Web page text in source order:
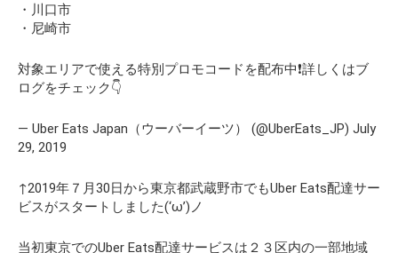
・川口市
・尼崎市
対象エリアで使える特別プロモコードを配布中❗️詳しくはブ
ログをチェック👇
— Uber Eats Japan（ウーバーイーツ） (@UberEats_JP) July
29, 2019
↑2019年７月30日から東京都武蔵野市でもUber Eats配達サー
ビスがスタートしました(‘ω’)ノ
当初東京でのUber Eats配達サービスは２３区内の一部地域